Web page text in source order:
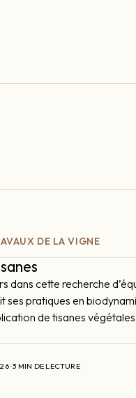
DE LA VIGNE
dans cette recherche
ses pratiques en
de tisanes
et renforcent sa
· 3 MIN DE LECTURE